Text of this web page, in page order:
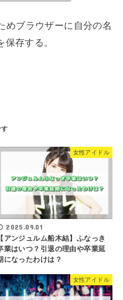
めブラウザーに自分の名
存する。
女性アイドル
2025.09.01
【アンジュルム船木結】ふなっき
業はいつ？引退の理由や卒業延
になったわけは？
女性アイドル